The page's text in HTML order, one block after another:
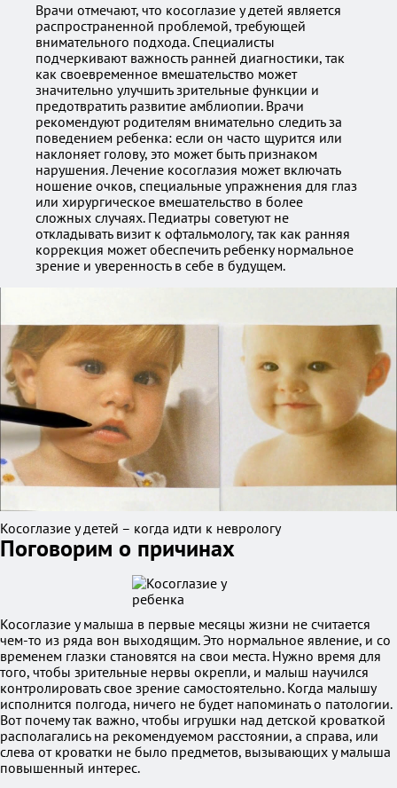
Врачи отмечают, что косоглазие у детей является
распространенной проблемой, требующей
внимательного подхода. Специалисты
подчеркивают важность ранней диагностики, так
как своевременное вмешательство может
значительно улучшить зрительные функции и
предотвратить развитие амблиопии. Врачи
рекомендуют родителям внимательно следить за
поведением ребенка: если он часто щурится или
наклоняет голову, это может быть признаком
нарушения. Лечение косоглазия может включать
ношение очков, специальные упражнения для глаз
или хирургическое вмешательство в более
сложных случаях. Педиатры советуют не
откладывать визит к офтальмологу, так как ранняя
коррекция может обеспечить ребенку нормальное
зрение и уверенность в себе в будущем.
Косоглазие у детей – когда идти к неврологу
Поговорим о причинах
Косоглазие у малыша в первые месяцы жизни не считается
чем-то из ряда вон выходящим. Это нормальное явление, и со
временем глазки становятся на свои места. Нужно время для
того, чтобы зрительные нервы окрепли, и малыш научился
контролировать свое зрение самостоятельно. Когда малышу
исполнится полгода, ничего не будет напоминать о патологии.
Вот почему так важно, чтобы игрушки над детской кроваткой
располагались на рекомендуемом расстоянии, а справа, или
слева от кроватки не было предметов, вызывающих у малыша
повышенный интерес.